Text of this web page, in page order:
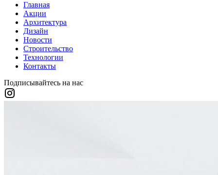
Главная
Акции
Архитектура
Дизайн
Новости
Строительство
Технологии
Контакты
Подписывайтесь на нас